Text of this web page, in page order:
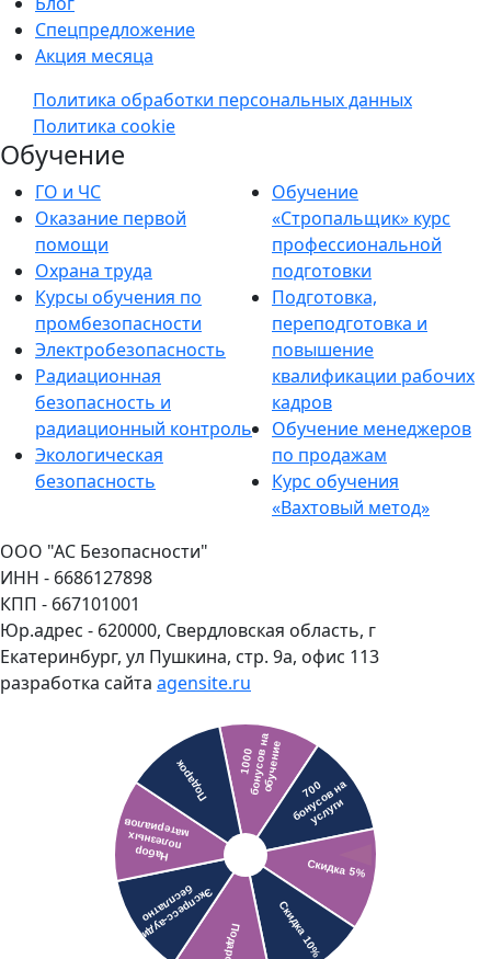
Спецпредложение
Акция месяца
Политика обработки персональных данных
Политика cookie
Обучение
ГО и ЧС
Оказание первой
помощи
Охрана труда
Курсы обучения по
промбезопасности
Электробезопасность
Радиационная
безопасность и
радиационный контроль
Экологическая
безопасность
Обучение
«Стропальщик» курс
профессиональной
подготовки
Подготовка,
переподготовка и
повышение
квалификации рабочих
кадров
Обучение менеджеров
по продажам
Курс обучения
«Вахтовый метод»
ООО "АС Безопасности"
ИНН - 6686127898
КПП - 667101001
Юр.адрес - 620000, Свердловская область, г
Екатеринбург, ул Пушкина, стр. 9а, офис 113
разработка сайта agensite.ru